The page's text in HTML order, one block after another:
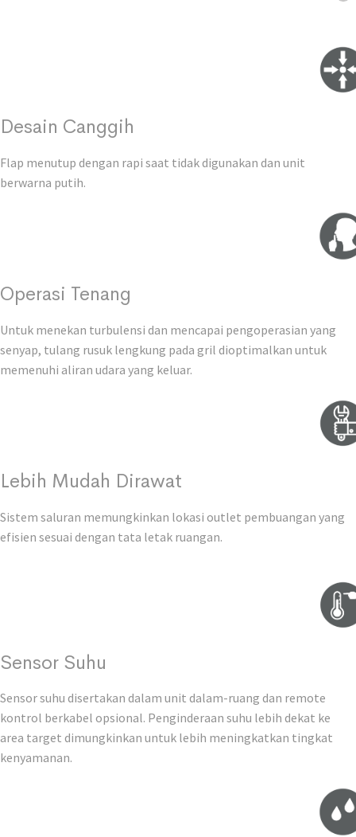
Desain Canggih
Flap menutup dengan rapi saat tidak digunakan dan unit
berwarna putih.
Operasi Tenang
Untuk menekan turbulensi dan mencapai pengoperasian yang
senyap, tulang rusuk lengkung pada gril dioptimalkan untuk
memenuhi aliran udara yang keluar.
Lebih Mudah Dirawat
Sistem saluran memungkinkan lokasi outlet pembuangan yang
efisien sesuai dengan tata letak ruangan.
Sensor Suhu
Sensor suhu disertakan dalam unit dalam-ruang dan remote
kontrol berkabel opsional. Penginderaan suhu lebih dekat ke
area target dimungkinkan untuk lebih meningkatkan tingkat
kenyamanan.